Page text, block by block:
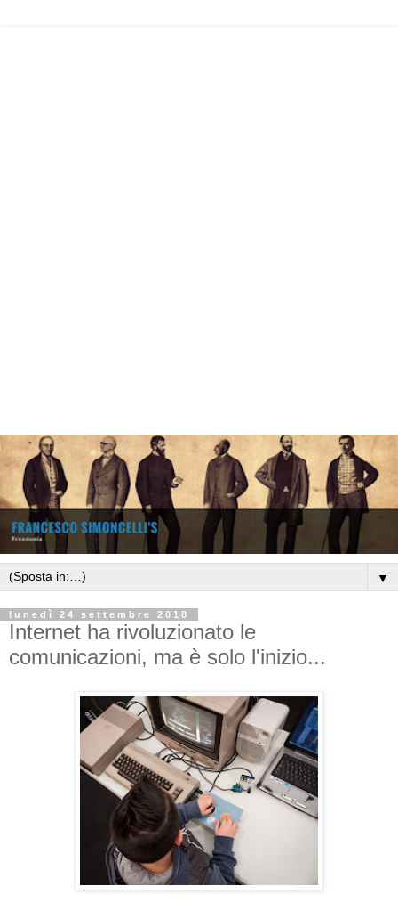
▼
lunedì 24 settembre 2018
Internet ha rivoluzionato le
comunicazioni, ma è solo l'inizio...